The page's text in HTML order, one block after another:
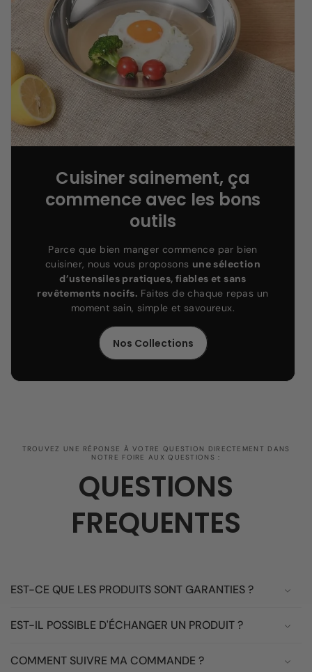
Cuisiner sainement, ça
commence avec les bons
outils
Parce que bien manger commence par bien
cuisiner, nous vous proposons une sélection
d’ustensiles pratiques, fiables et sans
revêtements nocifs. Faites de chaque repas un
moment sain, simple et savoureux.
Nos Collections
TROUVEZ UNE RÉPONSE À VOTRE QUESTION DIRECTEMENT DANS
NOTRE FOIRE AUX QUESTIONS :
QUESTIONS
FREQUENTES
EST-CE QUE LES PRODUITS SONT GARANTIES ?
EST-IL POSSIBLE D'ÉCHANGER UN PRODUIT ?
COMMENT SUIVRE MA COMMANDE ?